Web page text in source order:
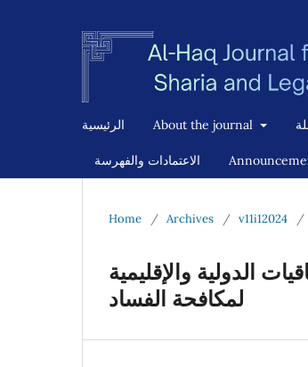
الرئيسية About the journal
الاعتمادات والفهرسة
Home / Archives / v11i12024 /
الدولية والإقليمية
لمكافحة الفساد